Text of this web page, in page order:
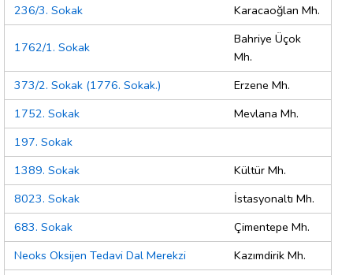
236/3. Sokak
Karacaoğlan Mh.
1762/1. Sokak
Bahriye Üçok
Mh.
373/2. Sokak (1776. Sokak.)
Erzene Mh.
1752. Sokak
Mevlana Mh.
197. Sokak
1389. Sokak
Kültür Mh.
8023. Sokak
İstasyonaltı Mh.
683. Sokak
Çimentepe Mh.
Neoks Oksijen Tedavi Dal Merekzi
Kazımdirik Mh.